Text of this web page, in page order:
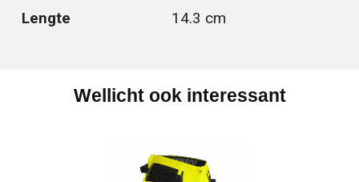
Lengte 14.3 cm
Wellicht ook interessant